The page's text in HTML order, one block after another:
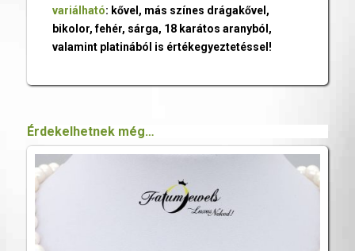
variálható: kővel, más színes drágakővel,
bikolor, fehér, sárga, 18 karátos aranyból,
valamint platinából is értékegyeztetéssel!
Érdekelhetnek még…